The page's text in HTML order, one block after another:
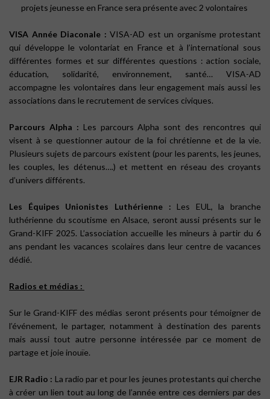
projets jeunesse en France sera présente avec 2 volontaires
VISA Année Diaconale : VISA-AD est un organisme protestant
qui développe le volontariat en France et à l’international sous
différentes formes et sur différentes questions : action sociale,
éducation, solidarité, environnement, santé… VISA-AD
accompagne les volontaires dans leur engagement mais aussi les
associations dans le recrutement de services civiques.
Parcours Alpha : Les parcours Alpha sont des rencontres qui
visent à se questionner autour de la foi chrétienne et de la vie.
Plusieurs sujets de parcours existent (pour les parents, les jeunes,
les couples, les détenus….) et mettent en réseau des croyants
d’univers différents.
Les Équipes Unionistes Luthérienne : Les EUL, la branche
luthérienne du scoutisme en Alsace, seront aussi présents sur le
Grand-KIFF 2025. L’association accueille les mineurs à partir du 6
ans pendant les vacances scolaires dans leur centre de vacances
dédié.
Radios et médias :
Sur le Grand-KIFF des médias seront présents pour témoigner de
l’événement, le partager, notamment à destination des parents
mais aussi tout autre personne intéressée par ce moment de
partage et joie inouïe.
EJR Radio : La radio par et pour les jeunes protestants qui cherche
à créer un lien tout au long de l’année entre ces derniers par des